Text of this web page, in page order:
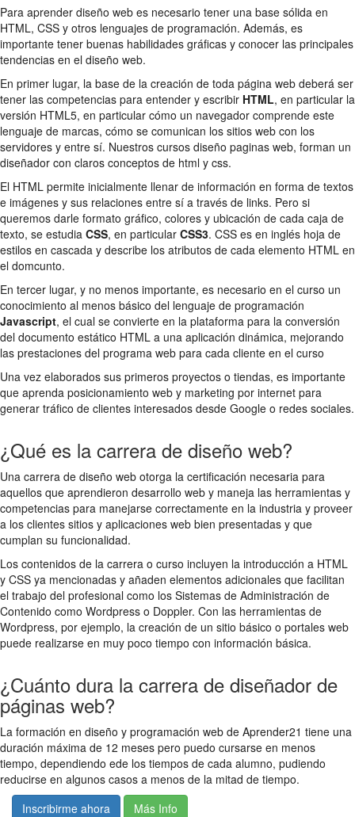
Para aprender diseño web es necesario tener una base sólida en
HTML, CSS y otros lenguajes de programación. Además, es
importante tener buenas habilidades gráficas y conocer las principales
tendencias en el diseño web.
En primer lugar, la base de la creación de toda página web deberá ser
tener las competencias para entender y escribir HTML, en particular la
versión HTML5, en particular cómo un navegador comprende este
lenguaje de marcas, cómo se comunican los sitios web con los
servidores y entre sí. Nuestros cursos diseño paginas web, forman un
diseñador con claros conceptos de html y css.
El HTML permite inicialmente llenar de información en forma de textos
e imágenes y sus relaciones entre sí a través de links. Pero si
queremos darle formato gráfico, colores y ubicación de cada caja de
texto, se estudia CSS, en particular CSS3. CSS es en inglés hoja de
estilos en cascada y describe los atributos de cada elemento HTML en
el domcunto.
En tercer lugar, y no menos importante, es necesario en el curso un
conocimiento al menos básico del lenguaje de programación
Javascript, el cual se convierte en la plataforma para la conversión
del documento estático HTML a una aplicación dinámica, mejorando
las prestaciones del programa web para cada cliente en el curso
Una vez elaborados sus primeros proyectos o tiendas, es importante
que aprenda posicionamiento web y marketing por internet para
generar tráfico de clientes interesados desde Google o redes sociales.
¿Qué es la carrera de diseño web?
Una carrera de diseño web otorga la certificación necesaria para
aquellos que aprendieron desarrollo web y maneja las herramientas y
competencias para manejarse correctamente en la industria y proveer
a los clientes sitios y aplicaciones web bien presentadas y que
cumplan su funcionalidad.
Los contenidos de la carrera o curso incluyen la introducción a HTML
y CSS ya mencionadas y añaden elementos adicionales que facilitan
el trabajo del profesional como los Sistemas de Administración de
Contenido como Wordpress o Doppler. Con las herramientas de
Wordpress, por ejemplo, la creación de un sitio básico o portales web
puede realizarse en muy poco tiempo con información básica.
¿Cuánto dura la carrera de diseñador de
páginas web?
La formación en diseño y programación web de Aprender21 tiene una
duración máxima de 12 meses pero puedo cursarse en menos
tiempo, dependiendo ede los tiempos de cada alumno, pudiendo
reducirse en algunos casos a menos de la mitad de tiempo.
Inscribirme ahora
Más Info